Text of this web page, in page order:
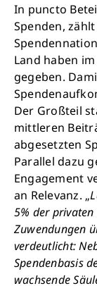
In puncto
Spenden,
Land haben
gegeben.
Der Großteil
mittleren
abgesetzten
Parallel dazu
Engagement
an Relevanz. „
5% der
Zuwendungen
verdeutlicht:
Spendenbasis
wachsende